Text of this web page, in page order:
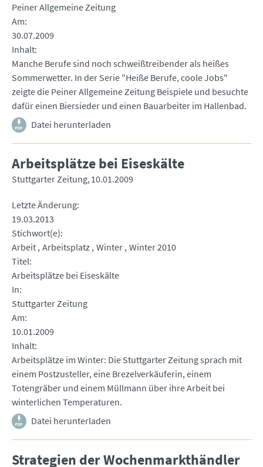
Peiner Allgemeine Zeitung
Am
30.07.2009
Inhalt
Manche Berufe sind noch schweißtreibender als heißes
Sommerwetter. In der Serie "Heiße Berufe, coole Jobs"
zeigte die Peiner Allgemeine Zeitung Beispiele und besuchte
dafür einen Biersieder und einen Bauarbeiter im Hallenbad.
Datei herunterladen
Arbeitsplätze bei Eiseskälte
Stuttgarter Zeitung 10.01.2009
Letzte Änderung
19.03.2013
Stichwort(e)
Arbeit Arbeitsplatz Winter Winter 2010
Titel
Arbeitsplätze bei Eiseskälte
In
Stuttgarter Zeitung
Am
10.01.2009
Inhalt
Arbeitsplätze im Winter: Die Stuttgarter Zeitung sprach mit
einem Postzusteller, eine Brezelverkäuferin, einem
Totengräber und einem Müllmann über ihre Arbeit bei
winterlichen Temperaturen.
Datei herunterladen
Strategien der Wochenmarkthändler